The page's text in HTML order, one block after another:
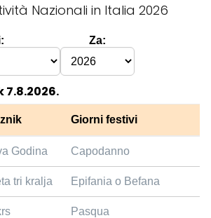
Nazionali in Italia 2026
Za:
7.8.2026.
Giorni festivi
Godina Capodanno
tri kralja Epifania o Befana
Pasqua